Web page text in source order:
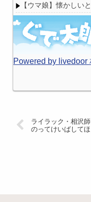
【ウマ娘】懐かしい
Powered by livedoor
ライラック・相沢
のってけいばしてほ